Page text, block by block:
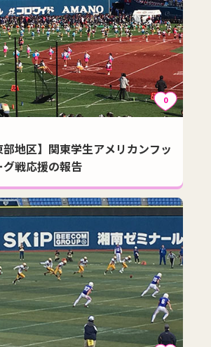
0
部地区】関東学生アメリカンフッ
グ戦応援の報告